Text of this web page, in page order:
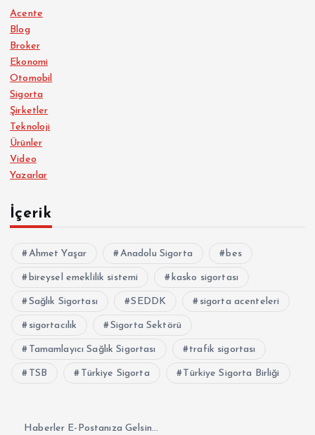
Acente
Blog
Broker
Ekonomi
Otomobil
Sigorta
Şirketler
Teknoloji
Ürünler
Video
Yazarlar
İçerik
Ahmet Yaşar Anadolu Sigorta bes
bireysel emeklilik sistemi kasko sigortası
Sağlık Sigortası SEDDK sigorta acenteleri
sigortacılık Sigorta Sektörü
Tamamlayıcı Sağlık Sigortası trafik sigortası
TSB Türkiye Sigorta Türkiye Sigorta Birliği
Haberler E-Postanıza Gelsin...